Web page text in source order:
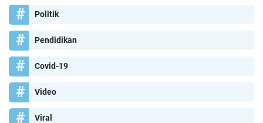
Politik
Pendidikan
Covid-19
Video
Viral